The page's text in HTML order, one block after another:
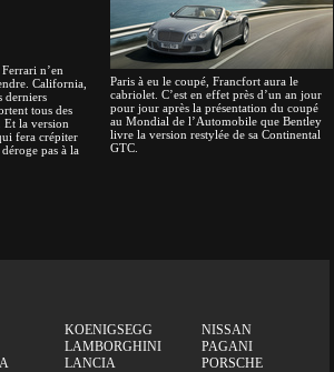
n’en
California,
derniers
tous des
Et la version
fera crépiter
pas à la
Paris à eu le coupé, Francfort aura le
cabriolet. C’est en effet près d’un an jour
pour jour après la présentation du coupé
au Mondial de l’Automobile que Bentley
livre la version restylée de sa Continental
GTC.
KOENIGSEGG
LAMBORGHINI
LANCIA
NISSAN
PAGANI
PORSCHE